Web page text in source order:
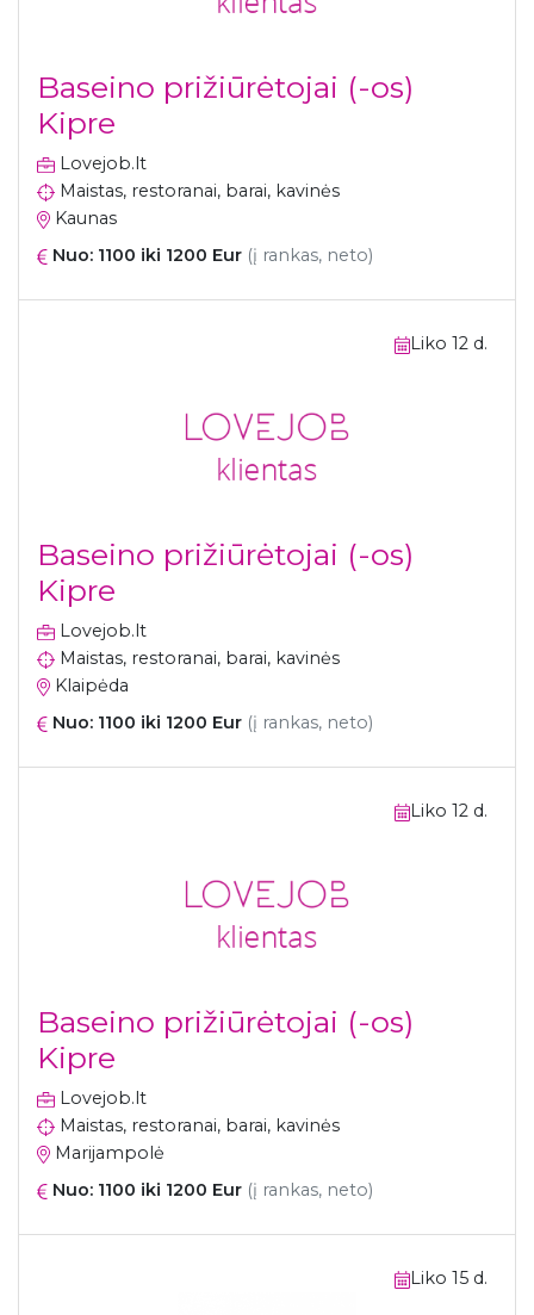
Baseino prižiūrėtojai (-os)
Kipre
Lovejob.lt
Maistas, restoranai, barai, kavinės
Kaunas
Nuo: 1100 iki 1200 Eur (į rankas, neto)
Liko 12 d.
Baseino prižiūrėtojai (-os)
Kipre
Lovejob.lt
Maistas, restoranai, barai, kavinės
Klaipėda
Nuo: 1100 iki 1200 Eur (į rankas, neto)
Liko 12 d.
Baseino prižiūrėtojai (-os)
Kipre
Lovejob.lt
Maistas, restoranai, barai, kavinės
Marijampolė
Nuo: 1100 iki 1200 Eur (į rankas, neto)
Liko 15 d.